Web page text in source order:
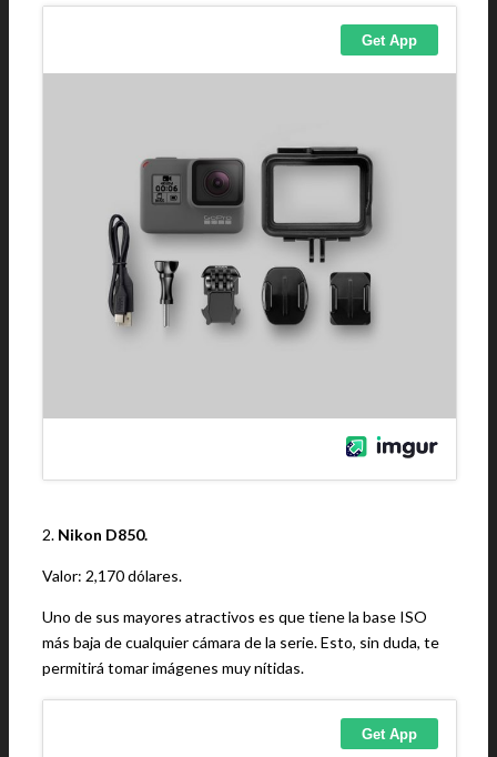
2. Nikon D850.
Valor: 2,170 dólares.
Uno de sus mayores atractivos es que tiene la base ISO
más baja de cualquier cámara de la serie. Esto, sin duda, te
permitirá tomar imágenes muy nítidas.